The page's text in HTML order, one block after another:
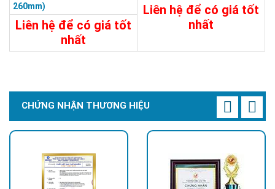
260mm)
Liên hệ để có giá tốt
nhất
20.800đ
Liên hệ để có giá tốt
nhất
CHỨNG NHẬN THƯƠNG HIỆU